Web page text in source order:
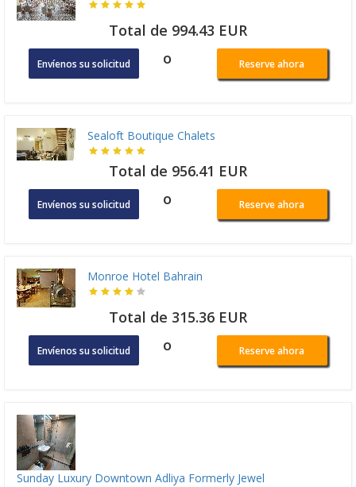
Total de 994.43 EUR
Envíenos su solicitud o Reserve ahora
Sealoft Boutique Chalets
Total de 956.41 EUR
Envíenos su solicitud o Reserve ahora
Monroe Hotel Bahrain
Total de 315.36 EUR
Envíenos su solicitud o Reserve ahora
Sunday Luxury Downtown Adliya Formerly Jewel